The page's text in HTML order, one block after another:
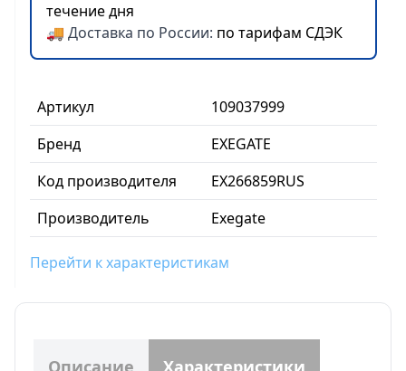
Артикул
109037999
Бренд
EXEGATE
Код производителя
EX266859RUS
Производитель
Exegate
Перейти к характеристикам
течение дня
🚚 Доставка по России: по тарифам СДЭК
Описание Характеристики